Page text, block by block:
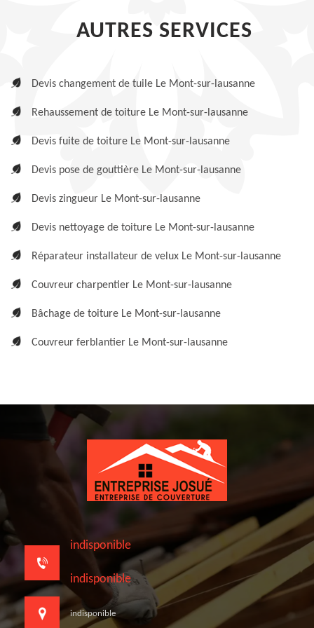
AUTRES SERVICES
Devis changement de tuile Le Mont-sur-lausanne
Rehaussement de toiture Le Mont-sur-lausanne
Devis fuite de toiture Le Mont-sur-lausanne
Devis pose de gouttière Le Mont-sur-lausanne
Devis zingueur Le Mont-sur-lausanne
Devis nettoyage de toiture Le Mont-sur-lausanne
Réparateur installateur de velux Le Mont-sur-lausanne
Couvreur charpentier Le Mont-sur-lausanne
Bâchage de toiture Le Mont-sur-lausanne
Couvreur ferblantier Le Mont-sur-lausanne
indisponible
indisponible
indisponible